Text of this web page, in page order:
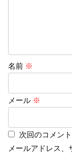
名前 ※
メール ※
次回のコメン
メールアドレス、